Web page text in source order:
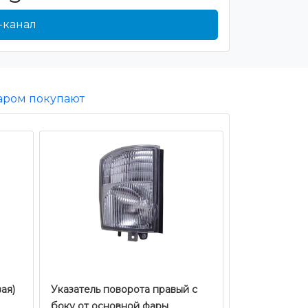
покупают
Указатель поворота правый c